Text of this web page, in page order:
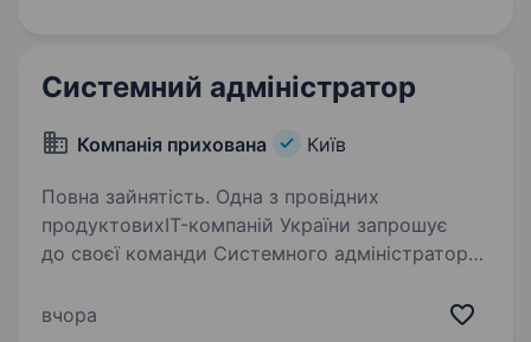
Системний адміністратор
Компанія прихована Київ
Повна зайнятість. Одна з провідних
продуктовихIT-компаній України запрошує
до своєї команди Системного адміністратора!
підтримка Active Directory, Group Policy,
вчора